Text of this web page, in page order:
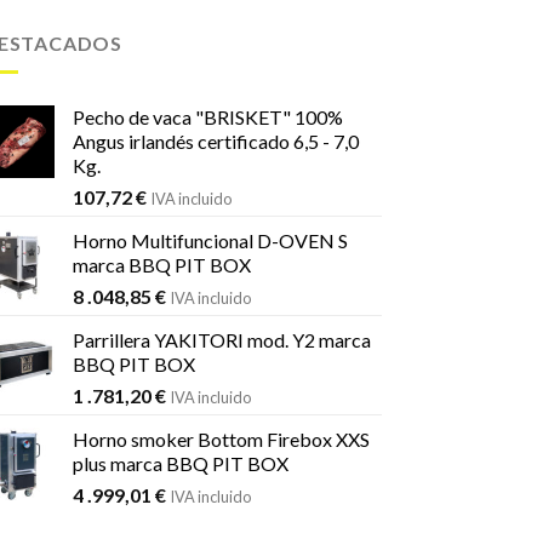
Pecho de vaca "BRISKET" 100%
Angus irlandés certificado 6,5 - 7,0
Kg.
107,72€ IVA incluido
Horno Multifuncional D-OVEN S
marca BBQ PIT BOX
8 .048,85 € IVA incluido
Parrillera YAKITORI mod. Y2 marca
BBQ PIT BOX
1 .781,20€ IVA incluido
Horno smoker Bottom Firebox XXS
plus marca BBQ PIT BOX
4 .999,01 € IVA incluido